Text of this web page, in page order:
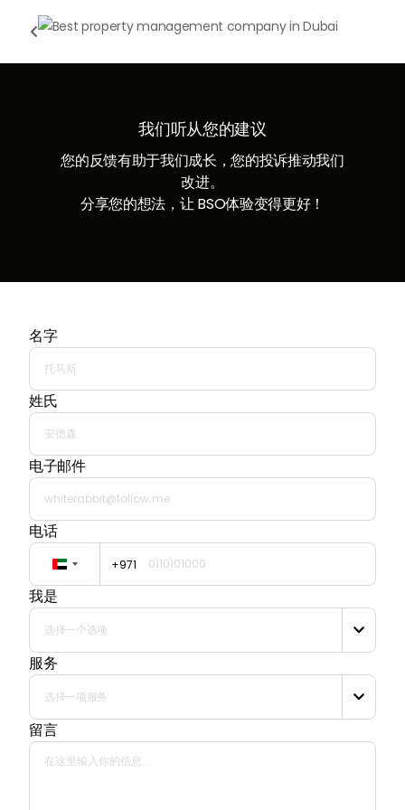

我们听从您的建议
您的反馈有助于我们成长，您的投诉推动我们
改进。
分享您的想法，让 BSO体验变得更好！
名字
姓氏
电子邮件
电话
United
Arab
Emirates
+971
+971
我是
选择一个选项 
服务
选择一项服务 
留言